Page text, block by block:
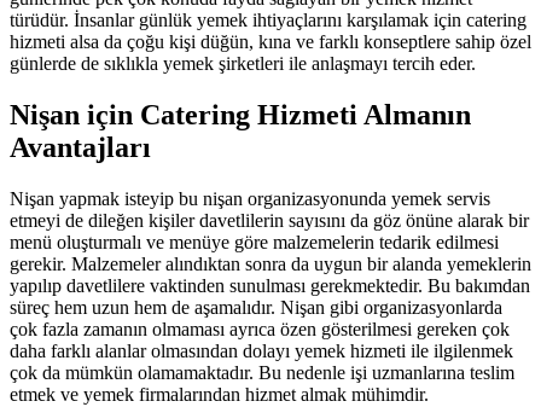
türüdür. İnsanlar günlük yemek ihtiyaçlarını karşılamak için catering
hizmeti alsa da çoğu kişi düğün, kına ve farklı konseptlere sahip özel
günlerde de sıklıkla yemek şirketleri ile anlaşmayı tercih eder.
Nişan için Catering Hizmeti Almanın
Avantajları
Nişan yapmak isteyip bu nişan organizasyonunda yemek servis
etmeyi de dileğen kişiler davetlilerin sayısını da göz önüne alarak bir
menü oluşturmalı ve menüye göre malzemelerin tedarik edilmesi
gerekir. Malzemeler alındıktan sonra da uygun bir alanda yemeklerin
yapılıp davetlilere vaktinden sunulması gerekmektedir. Bu bakımdan
süreç hem uzun hem de aşamalıdır. Nişan gibi organizasyonlarda
çok fazla zamanın olmaması ayrıca özen gösterilmesi gereken çok
daha farklı alanlar olmasından dolayı yemek hizmeti ile ilgilenmek
çok da mümkün olamamaktadır. Bu nedenle işi uzmanlarına teslim
etmek ve yemek firmalarından hizmet almak mühimdir.